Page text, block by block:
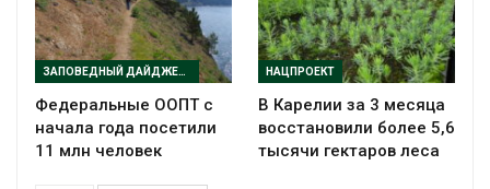
ЗАПОВЕДНЫЙ ДАЙДЖЕСТ
Федеральные ООПТ с
начала года посетили
11 млн человек
НАЦПРОЕКТ
В Карелии за 3 месяца
восстановили более 5,6
тысячи гектаров леса